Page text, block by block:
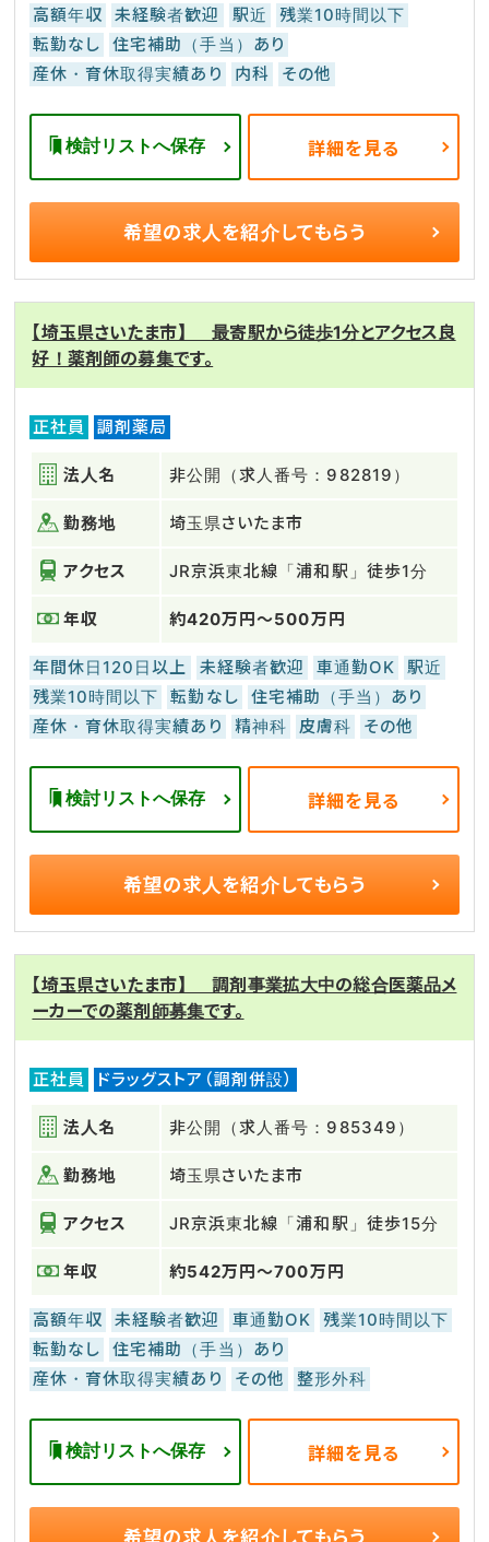
高額年収 未経験者歓迎 駅近
残業10時間以下
転勤なし
住宅補助（手当）あり
産休・育休取得実績あり
内科 その他
検討リストへ保存 詳細を見る
希望の求人を紹介してもらう
【埼玉県さいたま市】 最寄駅から徒歩1分とアクセス良
好！薬剤師の募集です。
正社員 調剤薬局
法人名 非公開（求人番号：982819）
勤務地 埼玉県さいたま市
アクセス JR京浜東北線「浦和駅」徒歩1分
年収 約420万円～500万円
年間休日120日以上 未経験者歓迎 車通勤OK
駅近
残業10時間以下
転勤なし
住宅補助（手当）あり
産休・育休取得実績あり
精神科 皮膚科 その他
検討リストへ保存 詳細を見る
希望の求人を紹介してもらう
【埼玉県さいたま市】 調剤事業拡大中の総合医薬品メ
ーカーでの薬剤師募集です。
正社員 ドラッグストア（調剤併設）
法人名 非公開（求人番号：985349）
勤務地 埼玉県さいたま市
アクセス JR京浜東北線「浦和駅」徒歩15分
年収 約542万円～700万円
高額年収 未経験者歓迎 車通勤OK
残業10時間以下
転勤なし
住宅補助（手当）あり
産休・育休取得実績あり
その他 整形外科
検討リストへ保存 詳細を見る
希望の求人を紹介してもらう